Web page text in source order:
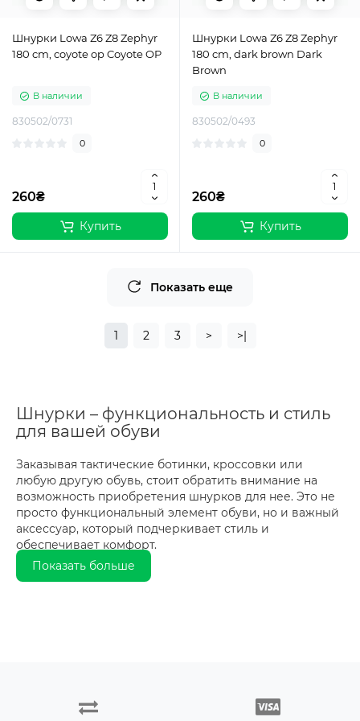
Шнурки Lowa Z6 Z8 Zephyr
180 cm, coyote op Coyote OP
В наличии
830502/0731
0
260₴
Купить
Шнурки Lowa Z6 Z8 Zephyr
180 cm, dark brown Dark
Brown
В наличии
830502/0493
0
260₴
Купить
Показать еще
1 2 3 > >|
Шнурки – функциональность и стиль
для вашей обуви
Заказывая тактические ботинки, кроссовки или
любую другую обувь, стоит обратить внимание на
возможность приобретения шнурков для нее. Это не
просто функциональный элемент обуви, но и важный
аксессуар, который подчеркивает стиль и
обеспечивает комфорт.
Всем, кому нужны качественные прочные шнурки
интенсивное использование и погодные условия, что
Показать больше